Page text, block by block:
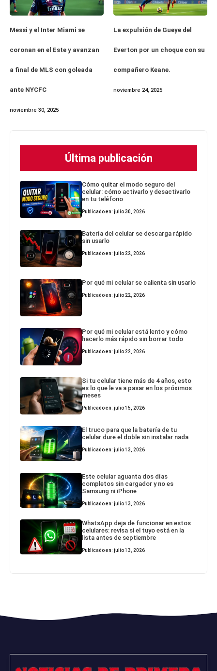
Messi y el Inter Miami se
coronan en el Este y avanzan
a final de MLS con goleada
ante NYCFC
noviembre 30, 2025
La expulsión de Gueye del
Everton por un choque con su
compañero Keane.
noviembre 24, 2025
Última publicación
Cómo quitar el modo seguro del
celular: cómo activarlo y desactivarlo
en tu teléfono
Publicado en: julio 30, 2026
Batería del celular se descarga rápido
sin usarlo
Publicado en: julio 22, 2026
Por qué mi celular se calienta sin usarlo
Publicado en: julio 22, 2026
Por qué mi celular está lento y cómo
hacerlo más rápido sin borrar todo
Publicado en: julio 22, 2026
Si tu celular tiene más de 4 años, esto
es lo que le va a pasar en los próximos
meses
Publicado en: julio 15, 2026
El truco para que la batería de tu
celular dure el doble sin instalar nada
Publicado en: julio 13, 2026
Este celular aguanta dos días
completos sin cargador y no es
Samsung ni iPhone
Publicado en: julio 13, 2026
WhatsApp deja de funcionar en estos
celulares: revisa si el tuyo está en la
lista antes de septiembre
Publicado en: julio 13, 2026